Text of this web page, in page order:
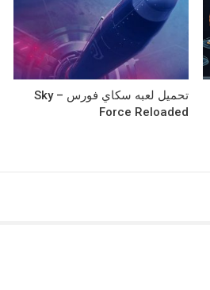
تحميل لعبه سكاي فورس – Sky
Force Reloaded